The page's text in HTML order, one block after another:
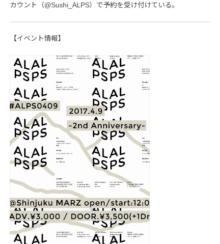
カウント（@Sushi_ALPS）で予約を受け付けている。
【イベント情報】